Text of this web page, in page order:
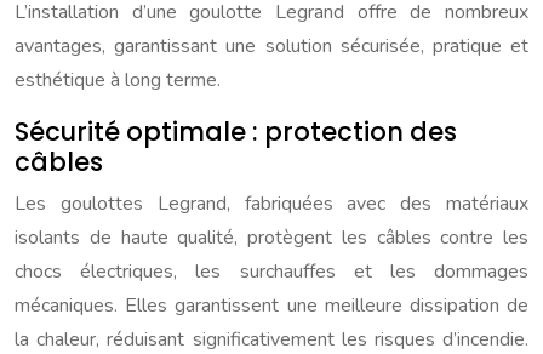
L’installation d’une goulotte Legrand offre de nombreux
avantages, garantissant une solution sécurisée, pratique et
esthétique à long terme.
Sécurité optimale : protection des
câbles
Les goulottes Legrand, fabriquées avec des matériaux
isolants de haute qualité, protègent les câbles contre les
chocs électriques, les surchauffes et les dommages
mécaniques. Elles garantissent une meilleure dissipation de
la chaleur, réduisant significativement les risques d’incendie.